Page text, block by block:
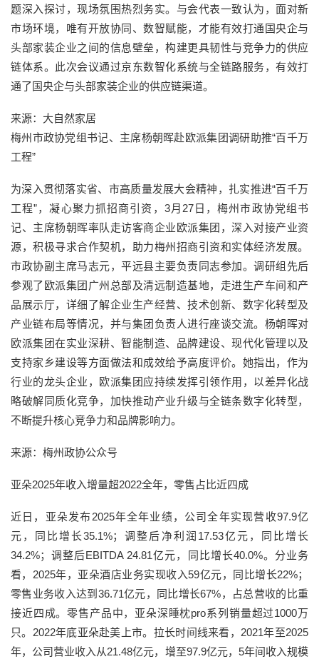
题深入探讨，现场氛围热烈务实。与会代表一致认为，面对新
市场环境，唯有开放协同、数智赋能，才能有效打通国央企与
头部家装企业之间的信息壁垒，构建更具韧性与竞争力的供应
链体系。此次会议通过京东数智化系统与全链路服务，有效打
通了国央企与头部家装企业的供应链渠道。
来源：大自然家居
梅州市政协党组书记、主席杨朝晖赴欧派集团调研助推“百千万
工程”
为深入贯彻落实省、市高质量发展大会精神，扎实推进“百千万
工程”，凝心聚力抓招商引资，3月27日，梅州市政协党组书
记、主席杨朝晖率队走访客商企业欧派集团，深入对接产业资
源，积极寻求合作契机，助力梅州招商引资和实体经济发展。
市政协副主席马志元，平远县主要负责同志参加。调研组先后
参观了欧派集团广州总部及清远制造基地，走进生产车间和产
品展示厅，详细了解企业生产经营、技术创新、数字化转型及
产业链布局等情况，并与集团负责人进行座谈交流。杨朝晖对
欧派集团在实业深耕、智能制造、品牌建设、现代化管理以及
支持家乡建设等方面做法和成效给予高度评价。她指出，作为
行业的龙头企业，欧派集团应持续发挥引领作用，以差异化战
略破解同质化竞争，加快推动产业升级与全链条数字化转型，
不断提升核心竞争力和品牌影响力。
来源：梅州政协公众号
亚朵2025年收入增量超2022全年，零售占比近四成
近日，亚朵发布2025年全年业绩，公司全年实现营收97.9亿
元，同比增长35.1%；调整后净利润17.53亿元，同比增长
34.2%；调整后EBITDA 24.81亿元，同比增长40.0%。分业务
看，2025年，亚朵酒店业务实现收入59亿元，同比增长22%；
零售业务收入达到36.71亿元，同比增长67%，占总营收的比重
接近四成。零售产品中，亚朵深睡枕pro系列销量超过1000万
只。2022年底亚朵赴美上市。拉长时间线来看，2021年至2025
年，公司营业收入从21.48亿元，增至97.9亿元，5年间收入规模